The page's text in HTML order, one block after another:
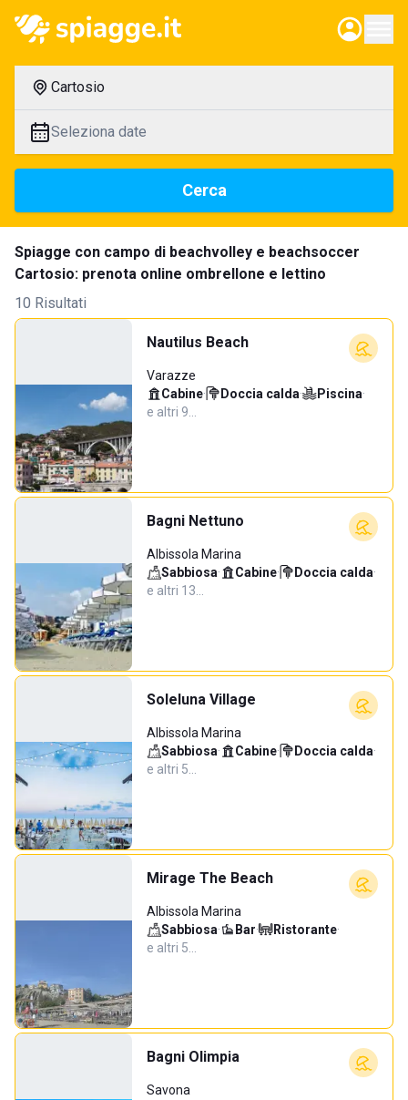
Cartosio
Seleziona date
Cerca
Spiagge con campo di beachvolley e beachsoccer
Cartosio: prenota online ombrellone e lettino
10 Risultati
Nautilus Beach
Varazze
Cabine· Doccia calda· Piscina·
e altri 9…
Bagni Nettuno
Albissola Marina
Sabbiosa· Cabine· Doccia calda·
e altri 13…
Soleluna Village
Albissola Marina
Sabbiosa· Cabine· Doccia calda·
e altri 5…
Mirage The Beach
Albissola Marina
Sabbiosa· Bar· Ristorante·
e altri 5…
Bagni Olimpia
Savona